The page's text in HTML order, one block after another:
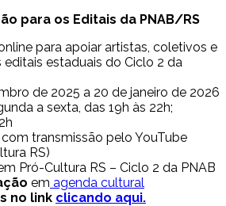
para os Editais da PNAB/RS
para apoiar artistas, coletivos e
estaduais do Ciclo 2 da
de 2025 a 20 de janeiro de 2026
a sexta, das 19h às 22h;
transmissão pelo YouTube
RS)
Pró-Cultura RS – Ciclo 2 da PNAB
em agenda cultural
no link clicando aqui.